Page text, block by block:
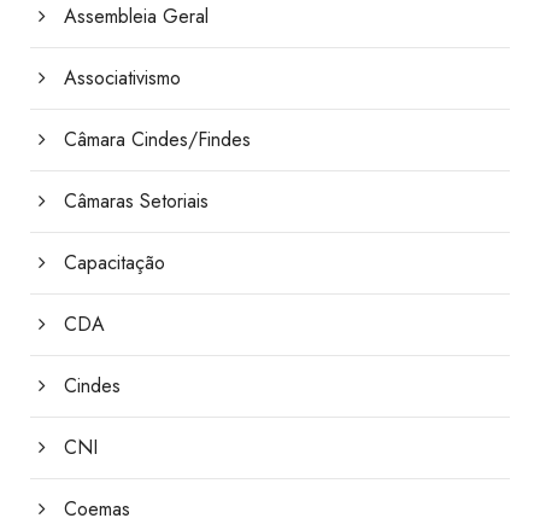
Assembleia Geral
Associativismo
Câmara Cindes/Findes
Câmaras Setoriais
Capacitação
CDA
Cindes
CNI
Coemas